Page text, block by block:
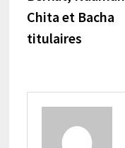
de
l’article
Chita et Bacha
titulaires